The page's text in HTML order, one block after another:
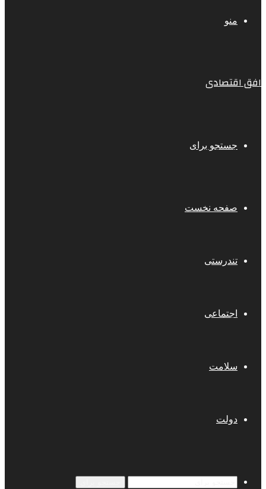
منو
افق اقتصادی
جستجو برای
صفحه نخست
تندرستی
اجتماعی
سلامت
دولت